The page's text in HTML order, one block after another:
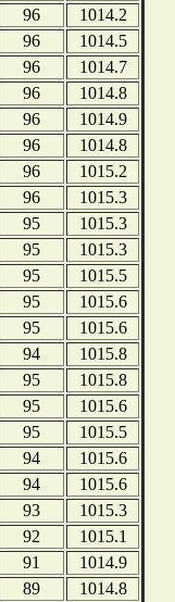
96
1014.2
96
1014.5
96
1014.7
96
1014.8
96
1014.9
96
1014.8
96
1015.2
96
1015.3
95
1015.3
95
1015.3
95
1015.5
95
1015.6
95
1015.6
94
1015.8
95
1015.8
95
1015.6
95
1015.5
94
1015.6
94
1015.6
93
1015.3
92
1015.1
91
1014.9
89
1014.8